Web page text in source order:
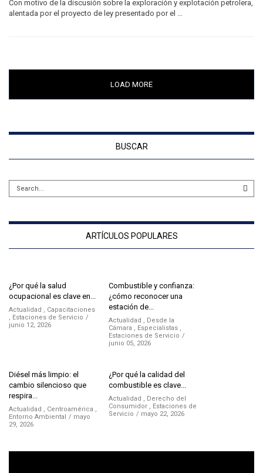
Con motivo de la discusión sobre la exploración y explotación petrolera,
alentada por el proyecto de ley presentado por el …
LOAD MORE
BUSCAR
ARTÍCULOS POPULARES
¿Por qué la salud
ocupacional es clave en...
Actualidad , Capacitaciones
, Estaciones de Servicio
junio 12, 2026
Combustible y confianza:
¿cómo reconocer una
estación de...
Actualidad , Desde la
Cámara , Especialistas ,
Estaciones de Servicio
junio 05, 2026
Diésel más limpio: el
cambio silencioso que
respira...
Actualidad , Centroamérica ,
Entorno Ambiental
mayo
29, 2026
¿Por qué la calidad del
combustible es clave...
Actualidad , Derecho del
Consumidor , Estaciones de
Servicio
mayo 22, 2026